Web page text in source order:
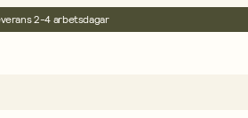
30 dagars öppet köp